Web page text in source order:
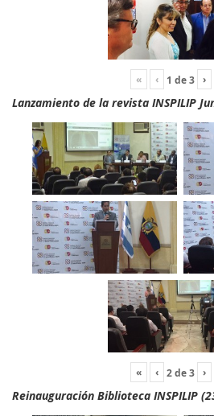
« ‹ 1 de3 ›
Lanzamiento de la revista INSPILIP
« ‹ 2de3 ›
Reinauguración Biblioteca INSPILIP